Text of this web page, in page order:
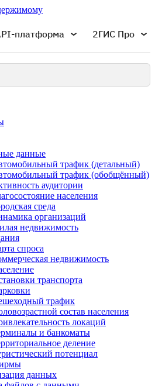
платформа 2ГИС Про
данные
трафик (детальный)
трафик (обобщённый)
аудитории
населения
среда
организаций
недвижимость
спроса
недвижимость
транспорта
трафик
состав населения
локаций
и банкоматы
деление
потенциал
данных